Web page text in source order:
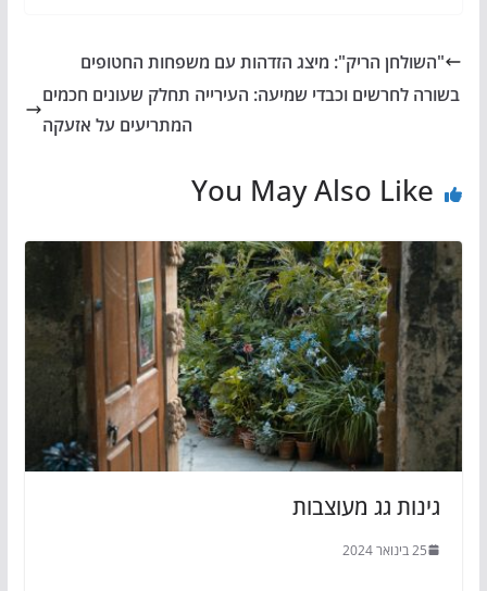
"השולחן הריק": מיצג הזדהות עם משפחות החטופים
בשורה לחרשים וכבדי שמיעה: העירייה תחלק שעונים חכמים
המתריעים על אזעקה
You May Also Like
גינות גג מעוצבות
25 בינואר 2024